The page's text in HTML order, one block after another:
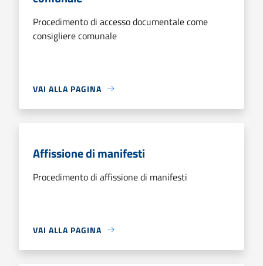
Procedimento di accesso documentale come
consigliere comunale
VAI ALLA PAGINA
Affissione di manifesti
Procedimento di affissione di manifesti
VAI ALLA PAGINA